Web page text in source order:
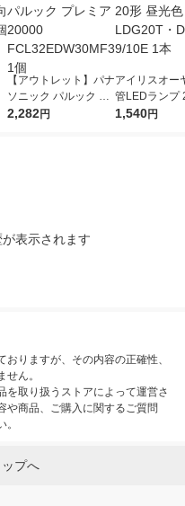
【アウトレット】パナ
ソニック パルック プ
レミア20000 FCL32E
2,282円
アイリスオー
管LEDランプ
光色 LDG20T
1,540円
表示されます
りますが、その内容の正確性、
ん。
を取り扱うストアによって運営さ
や商品、ご購入に関するご質問
プへ